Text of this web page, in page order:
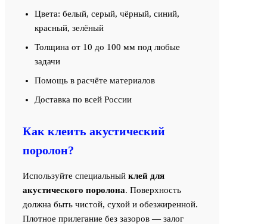
Цвета: белый, серый, чёрный, синий,
красный, зелёный
Толщина от 10 до 100 мм под любые
задачи
Помощь в расчёте материалов
Доставка по всей России
Как клеить акустический
поролон?
Используйте специальный клей для
акустического поролона. Поверхность
должна быть чистой, сухой и обезжиренной.
Плотное прилегание без зазоров — залог